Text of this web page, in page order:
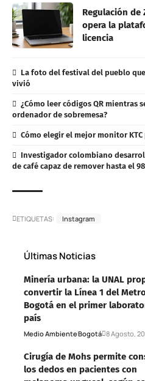
Regulación de
opera la
licencia
La foto del festival del pueblo
vivió
¿Cómo leer códigos QR mientras
ordenador de sobremesa?
Cómo elegir el mejor monitor
Investigador colombiano
de café capaz de remover hasta el
ETIQUETAS: Instagram
Últimas Noticias
Minería urbana: la UNAL
convertir la Línea 1 del
Bogotá en el primer
país
Medio AmbienteBogotá 8 Agosto,
Cirugía de Mohs permite
los dedos en pacientes con